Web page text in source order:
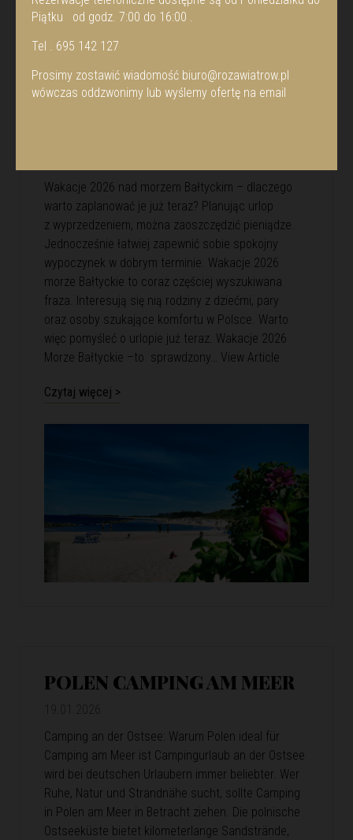
Wakacje 2026 nad morzem Bałtyckim – dlaczego
warto zaplanować je już teraz? Planując urlop
z wyprzedzeniem, można zaoszczędzić pieniądze.
Jednocześnie łatwiej zapewnić sobie spokojny
wypoczynek w dobrym terminie. Wakacje 2026
morze Bałtyckie to coraz częściej wyszukiwana
fraza. Interesują się nią rodziny z dziećmi, pary
oraz osoby szukające komfortu w Polsce. Warto
więc pomyśleć o urlopie już teraz. Wakacje 2026
Morze Bałtyckie –to sprawdzony… View Article
Czytaj więcej >
POLEN CAMPING AM MEER
Camping an der Ostsee: Warum Polen ideal für
Camping am Meer ist Campingurlaub an der Ostsee
wird bei deutschen Urlaubern immer beliebter. Wer
Ruhe, Natur und Strandnähe sucht, sollte Camping
in Polen am Meer in Betracht ziehen. Die polnische
Ostseeküste bietet kilometerlange Sandstrände,
Piątku od godz. 7:00 do 16:00 .
Tel . 695 142 127
Prosimy zostawić wiadomość biuro@rozawiatrow.pl
wówczas oddzwonimy lub wyślemy ofertę na email